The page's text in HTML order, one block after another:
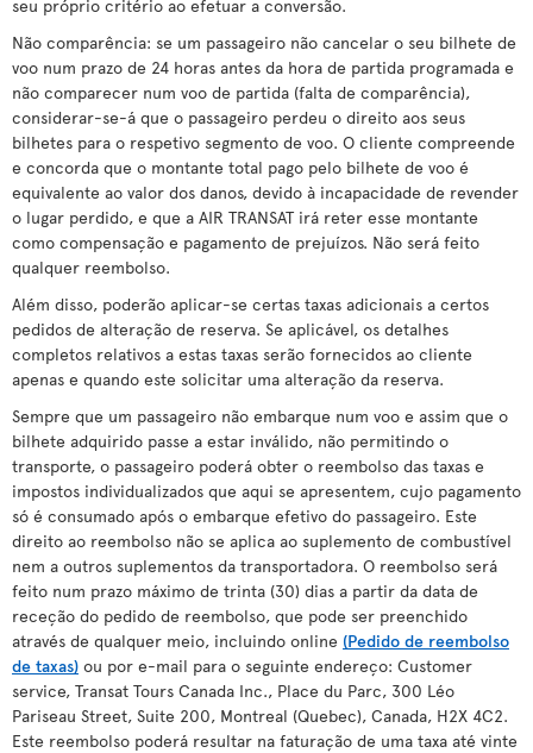
seu próprio critério ao efetuar a conversão.
Não comparência: se um passageiro não cancelar o seu bilhete de
voo num prazo de 24 horas antes da hora de partida programada e
não comparecer num voo de partida (falta de comparência),
considerar-se-á que o passageiro perdeu o direito aos seus
bilhetes para o respetivo segmento de voo. O cliente compreende
e concorda que o montante total pago pelo bilhete de voo é
equivalente ao valor dos danos, devido à incapacidade de revender
o lugar perdido, e que a AIR TRANSAT irá reter esse montante
como compensação e pagamento de prejuízos. Não será feito
qualquer reembolso.
Além disso, poderão aplicar-se certas taxas adicionais a certos
pedidos de alteração de reserva. Se aplicável, os detalhes
completos relativos a estas taxas serão fornecidos ao cliente
apenas e quando este solicitar uma alteração da reserva.
Sempre que um passageiro não embarque num voo e assim que o
bilhete adquirido passe a estar inválido, não permitindo o
transporte, o passageiro poderá obter o reembolso das taxas e
impostos individualizados que aqui se apresentem, cujo pagamento
só é consumado após o embarque efetivo do passageiro. Este
direito ao reembolso não se aplica ao suplemento de combustível
nem a outros suplementos da transportadora. O reembolso será
feito num prazo máximo de trinta (30) dias a partir da data de
receção do pedido de reembolso, que pode ser preenchido
através de qualquer meio, incluindo online (Pedido de reembolso
de taxas) ou por e-mail para o seguinte endereço: Customer
service, Transat Tours Canada Inc., Place du Parc, 300 Léo
Pariseau Street, Suite 200, Montreal (Quebec), Canada, H2X 4C2.
Este reembolso poderá resultar na faturação de uma taxa até vinte